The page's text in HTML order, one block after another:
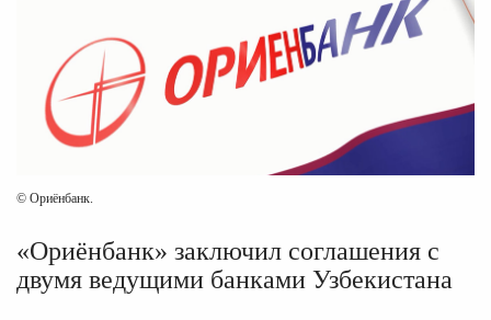
© Ориёнбанк.
«Ориёнбанк» заключил соглашения с
двумя ведущими банками Узбекистана